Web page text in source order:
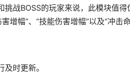
战BOSS的玩家来说，此模块值
增幅”、“技能伤害增幅”以及“冲击
时更新。